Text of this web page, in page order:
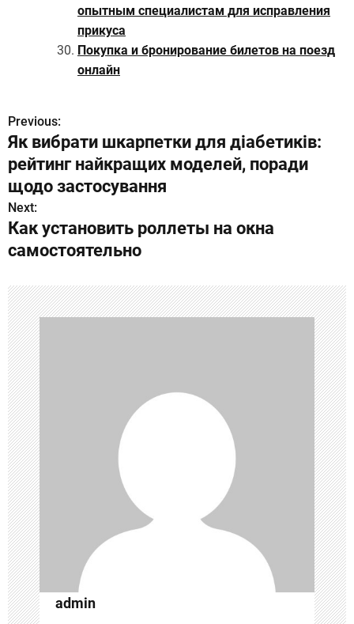
опытным специалистам для исправления
прикуса
Покупка и бронирование билетов на поезд
онлайн
Н
а
в
и
г
ц
и
я
п
о
з
а
п
и
с
я
Previous:
Як вибрати шкарпетки для діабетиків:
рейтинг найкращих моделей, поради
щодо застосування
Next:
Как установить роллеты на окна
самостоятельно
admin